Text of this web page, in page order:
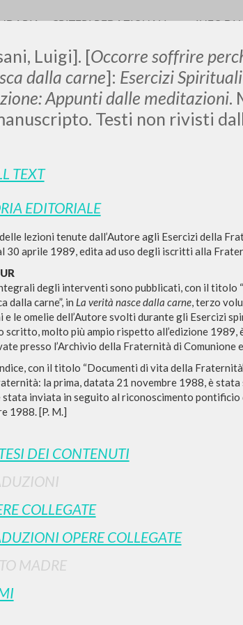
Luigi]. [Occorre soffrire
dalla carne]: Esercizi
Appunti dalle meditazioni.
Testi non rivisti
TEXT
EDITORIALE
lezioni tenute dall’Autore agli Esercizi della
30 aprile 1989, edita ad uso degli iscritti alla
degli interventi sono pubblicati, con il titolo
dalla carne”, in La verità nasce dalla carne, terzo
e le omelie dell’Autore svolti durante gli Esercizi
scritto, molto più ampio rispetto all’edizione
presso l’Archivio della Fraternità di Comunione
con il titolo “Documenti di vita della
la prima, datata 21 novembre 1988, è
stata inviata in seguito al riconoscimento pontificio
1988. [P. M.]
DEI CONTENUTI
COLLEGATE
OPERE COLLEGATE
MADRE
CRITERI REDAZIONALI INFO DI
Vuoi risultati ancora più precisi? Utilizza la
0
Visualizza dettagli per
RISULTATI SUCCESSIVI